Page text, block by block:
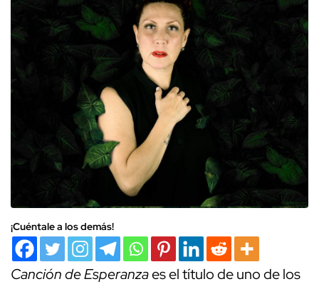
¡Cuéntale a los demás!
Canción de Esperanzaes el título de uno de los